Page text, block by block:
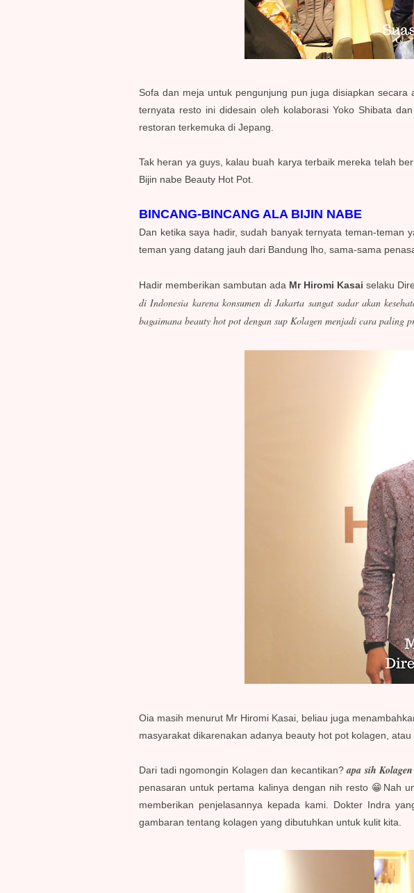
Sofa dan meja untuk pengunjung pun juga disiapkan
ternyata resto ini didesain oleh kolaborasi Yoko Shibata
restoran terkemuka di Jepang.
Tak heran ya guys, kalau buah karya terbaik mereka telah
Bijin nabe Beauty Hot Pot.
BINCANG-BINCANG ALA BIJIN NABE
Dan ketika saya hadir, sudah banyak ternyata teman-teman
teman yang datang jauh dari Bandung lho, sama-sama
Hadir memberikan sambutan ada Mr Hiromi Kasai selaku
di Indonesia karena konsumen di Jakarta sangat sadar akan
bagaimana beauty hot pot dengan sup Kolagen menjadi cara paling
Oia masih menurut Mr Hiromi Kasai, beliau juga
masyarakat dikarenakan adanya beauty hot pot kolagen, atau
Dari tadi ngomongin Kolagen dan kecantikan?apa sih
penasaran untuk pertama kalinya dengan nih resto 😁Nah
memberikan penjelasannya kepada kami. Dokter Indra
gambaran tentang kolagen yang dibutuhkan untuk kulit kita.